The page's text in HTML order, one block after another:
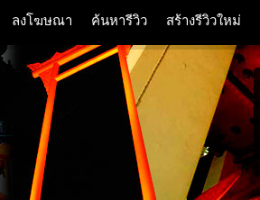
ลงโฆษณา ค้นหารีวิว สร้างรีวิวใหม่